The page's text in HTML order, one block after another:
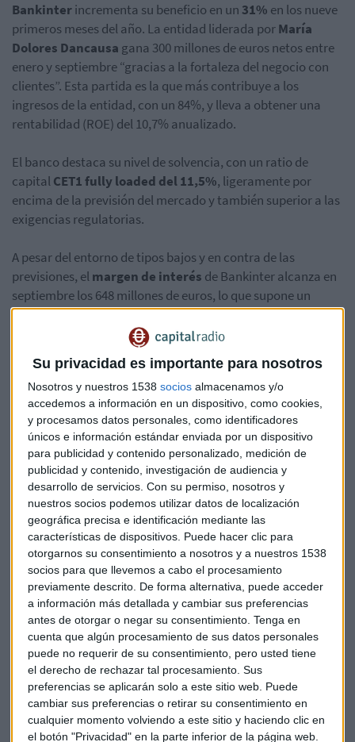
Su privacidad es importante para nosotros
Nosotros y nuestros 1538 socios almacenamos y/o
accedemos a información en un dispositivo, como cookies,
y procesamos datos personales, como identificadores
únicos e información estándar enviada por un dispositivo
para publicidad y contenido personalizado, medición de
publicidad y contenido, investigación de audiencia y
desarrollo de servicios. Con su permiso, nosotros y
nuestros socios podemos utilizar datos de localización
geográfica precisa e identificación mediante las
características de dispositivos. Puede hacer clic para
otorgarnos su consentimiento a nosotros y a nuestros 1538
socios para que llevemos a cabo el procesamiento
previamente descrito. De forma alternativa, puede acceder
a información más detallada y cambiar sus preferencias
antes de otorgar o negar su consentimiento. Tenga en
cuenta que algún procesamiento de sus datos personales
puede no requerir de su consentimiento, pero usted tiene
el derecho de rechazar tal procesamiento. Sus
preferencias se aplicarán solo a este sitio web. Puede
cambiar sus preferencias o retirar su consentimiento en
cualquier momento volviendo a este sitio y haciendo clic en
el botón "Privacidad" en la parte inferior de la página web.
Bankinterincrementa su beneficio en un 31% en los nueve
primeros meses del año. La entidad liderada porMaría
Dolores Dancausa gana 300 millones de euros netos entre
enero y septiembre “gracias a la fortaleza del negocio con
clientes”. Esta partida es la que más contribuye a los
ingresos de la entidad, con un 84%, y lleva a obtener una
rentabilidad (ROE) del 10,7% anualizado.
El banco destaca su nivel de solvencia, con un ratio de
capitalCET1 fully loaded del 11,5%, ligeramente por
encima de la previsión del mercado y también superior a las
exigencias regulatorias.
A pesar del entorno de tipos bajos y en contra de las
previsiones, elmargen de interés de Bankinter alcanza en
septiembre los 648 millones de euros, lo que supone un
crecimiento del19%respecto a un año antes.
Por su parte, el margen bruto concluye el trimestre en 1.200
millones de euros, un 8,4% más, impulsado por las
comisiones, según informa la entidad a la CNMV.
Por otro lado, Bankinter reduce sutasa de morosidad
sexto trimestre consecutivo, hasta situarla en el4,35%
frente al 4,96% de hace un año. La ratio media en el sector
se sitúa en un 10,95%.
Entre enero y septiembre el volumen de crédito a clientes
crece un 4%, hasta situarse en 43.379 millones de euros.
En cuanto al negocio, en Banca Privada, la entidad alcanza
los 26.900 millones, un crecimiento del 20,4%. Destaca el
crecimiento de las sicavs, que alcanza las 447 sociedades
gestionadas. En el segmento Empresas, crece la inversión
crediticia un 4,2%, con un saldo de 19.100 millones a cierre
de septiembre. Por su parte, en la división de seguros, Linea
Directa ve crecer las pólizas un 6,7% y los seguros de hogar
un 19,7%. Además, la cifra de Inversión en consumo crece un
55%, hasta los 632 millones de euros.